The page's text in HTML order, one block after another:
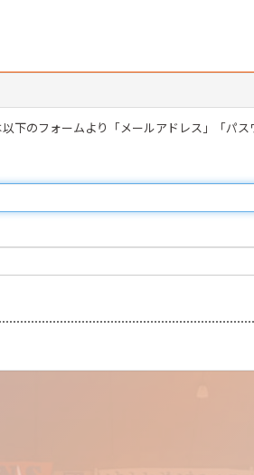
下のフォームより「メールアドレス」「パ